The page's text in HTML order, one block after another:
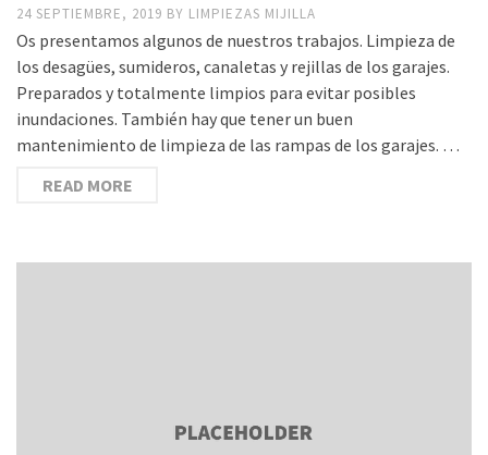
24 SEPTIEMBRE, 2019 BY LIMPIEZAS MIJILLA
Os presentamos algunos de nuestros trabajos. Limpieza de
los desagües, sumideros, canaletas y rejillas de los garajes.
Preparados y totalmente limpios para evitar posibles
inundaciones. También hay que tener un buen
mantenimiento de limpieza de las rampas de los garajes. …
READ MORE